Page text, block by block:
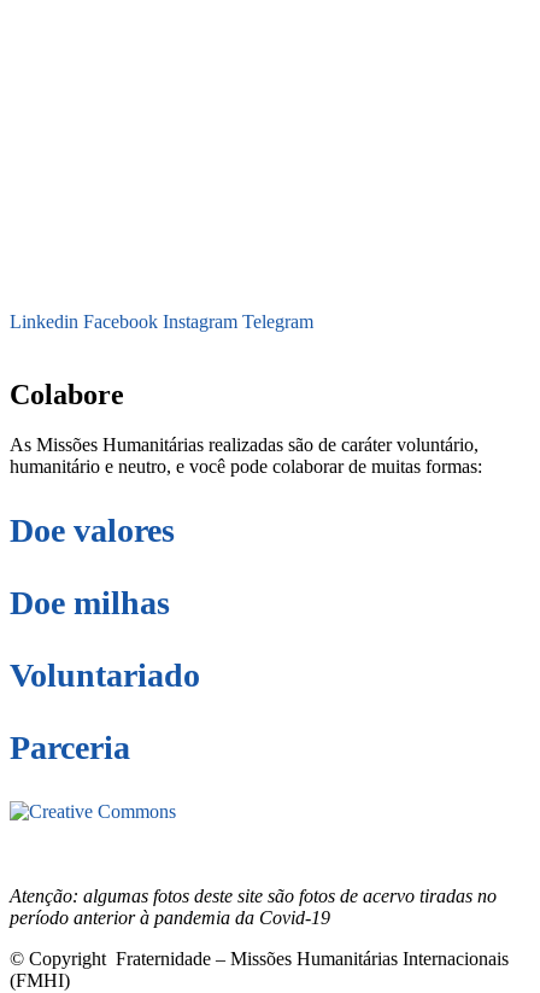
Linkedin Facebook Instagram Telegram
Colabore
As Missões Humanitárias realizadas são de caráter voluntário,
humanitário e neutro, e você pode colaborar de muitas formas:
Doe valores
Doe milhas
Voluntariado
Parceria
Atenção: algumas fotos deste site são fotos de acervo tiradas no
período anterior à pandemia da Covid-19
© Copyright Fraternidade – Missões Humanitárias Internacionais
(FMHI)